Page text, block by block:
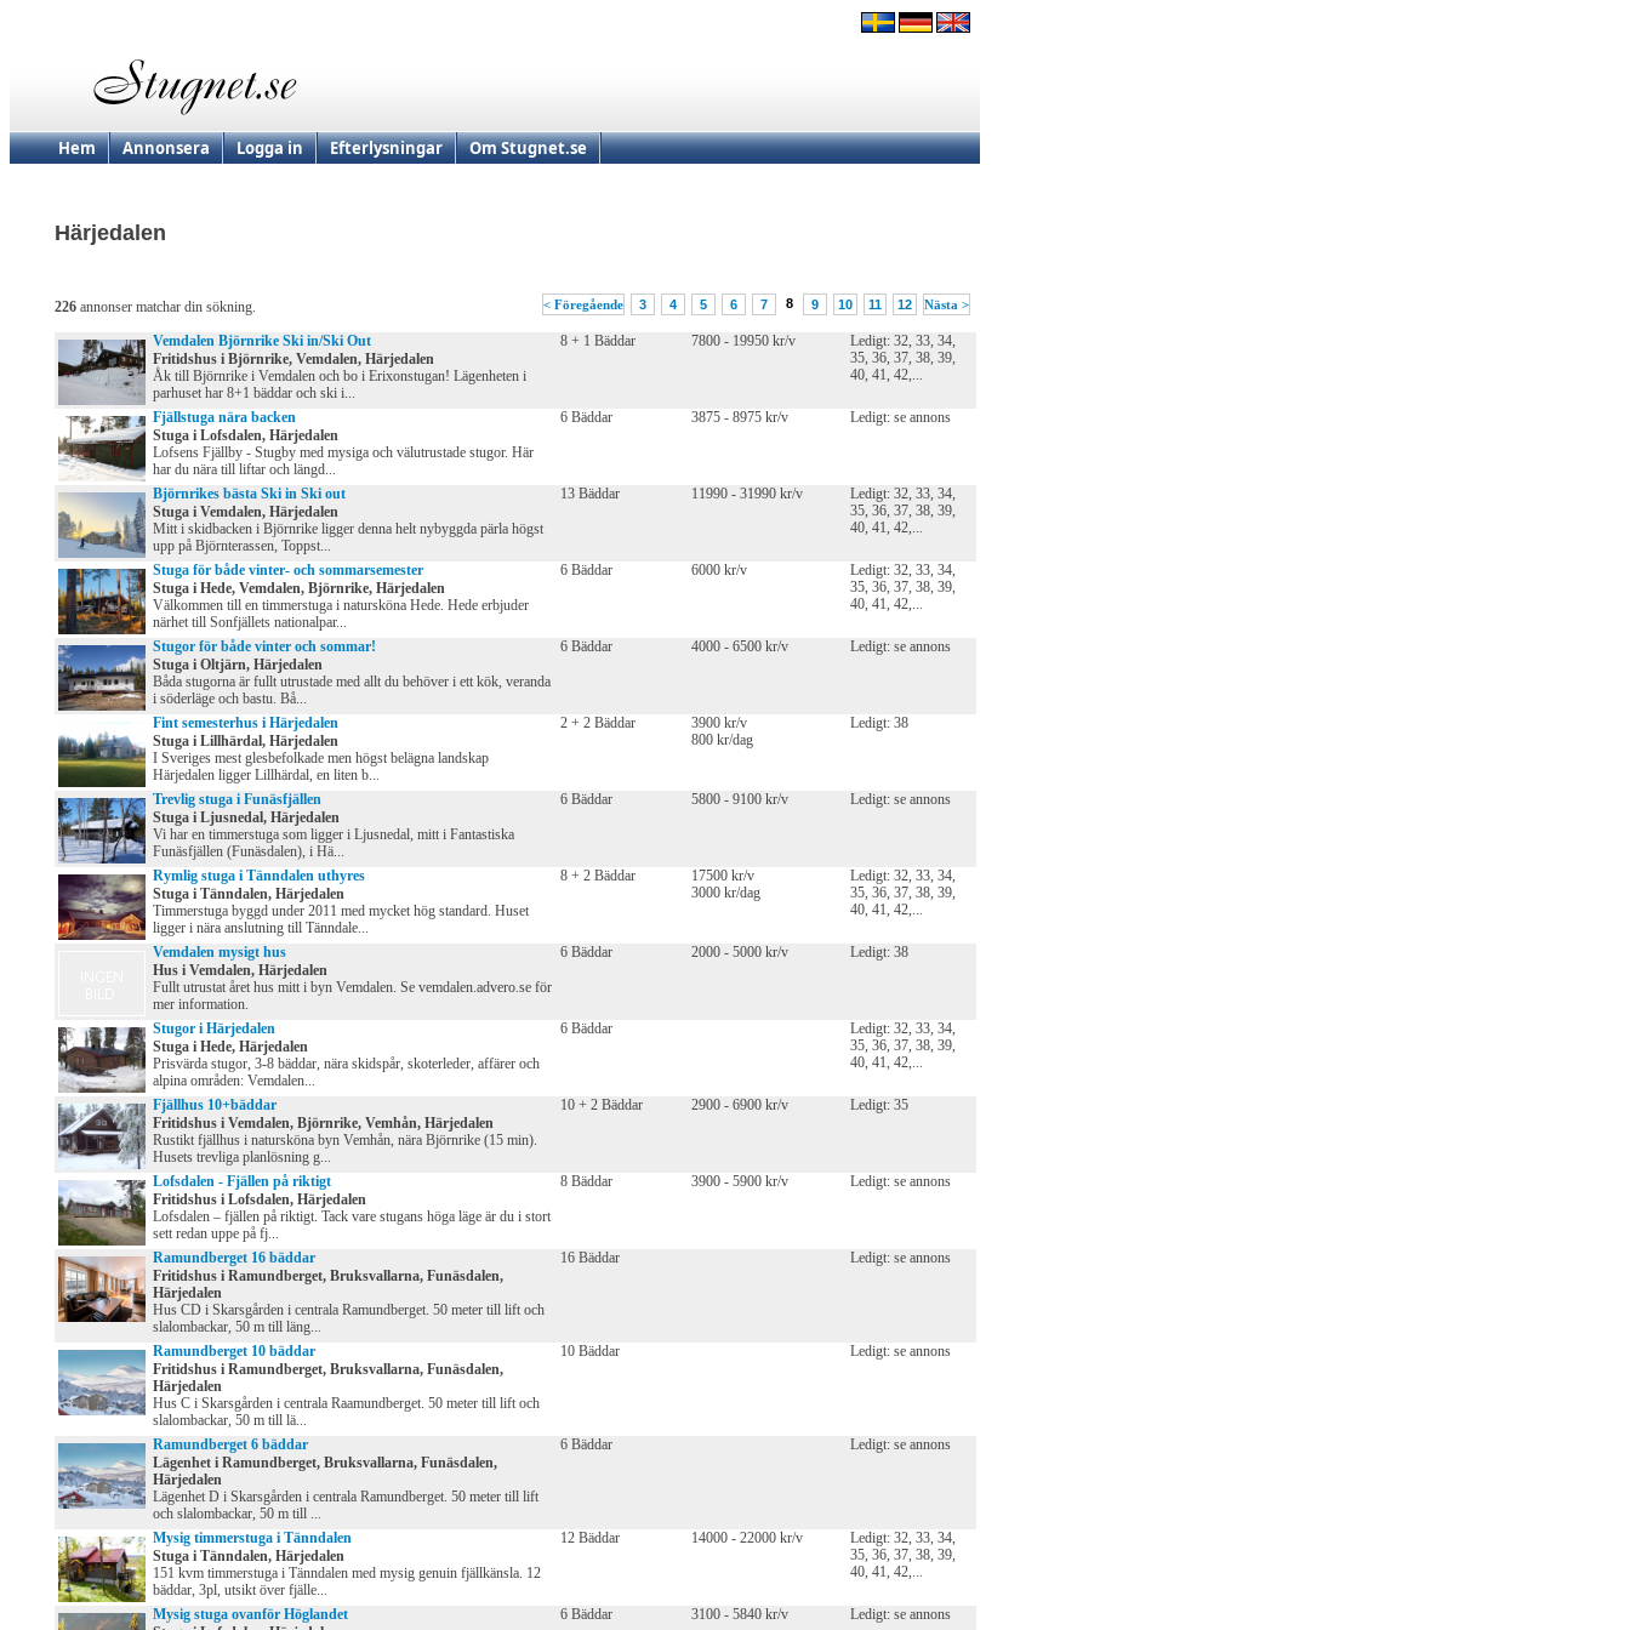
Hem Annonsera Logga in Efterlysningar Om Stugnet.se
Härjedalen
226 annonser matchar din sökning. < Föregående 3 4 5 6 7 8 9 10 11 12 Nästa >
Vemdalen Björnrike Ski in/Ski Out
Fritidshus i Björnrike, Vemdalen, Härjedalen
Åk till Björnrike i Vemdalen och bo i Erixonstugan! Lägenheten i
parhuset har 8+1 bäddar och ski i...
8 + 1 Bäddar 7800 - 19950 kr/v
Ledigt: 32, 33, 34,
35, 36, 37, 38, 39,
40, 41, 42,...
Fjällstuga nära backen
Stuga i Lofsdalen, Härjedalen
Lofsens Fjällby - Stugby med mysiga och välutrustade stugor. Här
har du nära till liftar och längd...
6 Bäddar 3875 - 8975 kr/v Ledigt: se annons
Björnrikes bästa Ski in Ski out
Stuga i Vemdalen, Härjedalen
Mitt i skidbacken i Björnrike ligger denna helt nybyggda pärla högst
upp på Björnterassen, Toppst...
13 Bäddar 11990 - 31990 kr/v
Ledigt: 32, 33, 34,
35, 36, 37, 38, 39,
40, 41, 42,...
Stuga för både vinter- och sommarsemester
Stuga i Hede, Vemdalen, Björnrike, Härjedalen
Välkommen till en timmerstuga i natursköna Hede. Hede erbjuder
närhet till Sonfjällets nationalpar...
6 Bäddar 6000 kr/v
Ledigt: 32, 33, 34,
35, 36, 37, 38, 39,
40, 41, 42,...
Stugor för både vinter och sommar!
Stuga i Oltjärn, Härjedalen
Båda stugorna är fullt utrustade med allt du behöver i ett kök, veranda
i söderläge och bastu. Bå...
6 Bäddar 4000 - 6500 kr/v Ledigt: se annons
Fint semesterhus i Härjedalen
Stuga i Lillhärdal, Härjedalen
I Sveriges mest glesbefolkade men högst belägna landskap
Härjedalen ligger Lillhärdal, en liten b...
2 + 2 Bäddar
3900 kr/v
800 kr/dag
Ledigt: 38
Trevlig stuga i Funäsfjällen
Stuga i Ljusnedal, Härjedalen
Vi har en timmerstuga som ligger i Ljusnedal, mitt i Fantastiska
Funäsfjällen (Funäsdalen), i Hä...
6 Bäddar 5800 - 9100 kr/v Ledigt: se annons
Rymlig stuga i Tänndalen uthyres
Stuga i Tänndalen, Härjedalen
Timmerstuga byggd under 2011 med mycket hög standard. Huset
ligger i nära anslutning till Tänndale...
8 + 2 Bäddar
17500 kr/v
3000 kr/dag
Ledigt: 32, 33, 34,
35, 36, 37, 38, 39,
40, 41, 42,...
Vemdalen mysigt hus
Hus i Vemdalen, Härjedalen
Fullt utrustat året hus mitt i byn Vemdalen. Se vemdalen.advero.se för
mer information.
6 Bäddar 2000 - 5000 kr/v Ledigt: 38
Stugor i Härjedalen
Stuga i Hede, Härjedalen
Prisvärda stugor, 3-8 bäddar, nära skidspår, skoterleder, affärer och
alpina områden: Vemdalen...
6 Bäddar
Ledigt: 32, 33, 34,
35, 36, 37, 38, 39,
40, 41, 42,...
Fjällhus 10+bäddar
Fritidshus i Vemdalen, Björnrike, Vemhån, Härjedalen
Rustikt fjällhus i natursköna byn Vemhån, nära Björnrike (15 min).
Husets trevliga planlösning g...
10 + 2 Bäddar 2900 - 6900 kr/v Ledigt: 35
Lofsdalen - Fjällen på riktigt
Fritidshus i Lofsdalen, Härjedalen
Lofsdalen – fjällen på riktigt. Tack vare stugans höga läge är du i stort
sett redan uppe på fj...
8 Bäddar 3900 - 5900 kr/v Ledigt: se annons
Ramundberget 16 bäddar
Fritidshus i Ramundberget, Bruksvallarna, Funäsdalen,
Härjedalen
Hus CD i Skarsgården i centrala Ramundberget. 50 meter till lift och
slalombackar, 50 m till läng...
16 Bäddar Ledigt: se annons
Ramundberget 10 bäddar
Fritidshus i Ramundberget, Bruksvallarna, Funäsdalen,
Härjedalen
Hus C i Skarsgården i centrala Raamundberget. 50 meter till lift och
slalombackar, 50 m till lä...
10 Bäddar Ledigt: se annons
Ramundberget 6 bäddar
Lägenhet i Ramundberget, Bruksvallarna, Funäsdalen,
Härjedalen
Lägenhet D i Skarsgården i centrala Ramundberget. 50 meter till lift
och slalombackar, 50 m till ...
6 Bäddar Ledigt: se annons
Mysig timmerstuga i Tänndalen
Stuga i Tänndalen, Härjedalen
151 kvm timmerstuga i Tänndalen med mysig genuin fjällkänsla. 12
bäddar, 3pl, utsikt över fjälle...
12 Bäddar 14000 - 22000 kr/v
Ledigt: 32, 33, 34,
35, 36, 37, 38, 39,
40, 41, 42,...
Mysig stuga ovanför Höglandet
6 Bäddar 3100 - 5840 kr/v Ledigt: se annons